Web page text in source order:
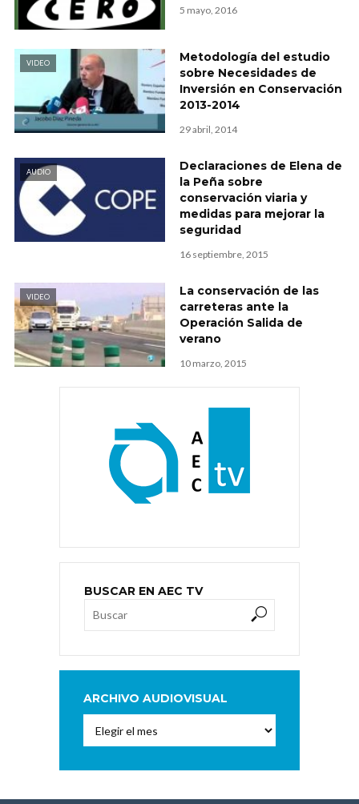
5 mayo, 2016
VIDEO
Metodología del estudio
sobre Necesidades de
Inversión en Conservación
2013-2014
29 abril, 2014
AUDIO
Declaraciones de Elena de
la Peña sobre
conservación viaria y
medidas para mejorar la
seguridad
16 septiembre, 2015
VIDEO
La conservación de las
carreteras ante la
Operación Salida de
verano
10 marzo, 2015
BUSCAR EN AEC TV
ARCHIVO AUDIOVISUAL
Audiovisual